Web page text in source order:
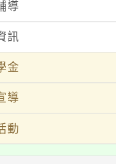
導
訊
金
導
動